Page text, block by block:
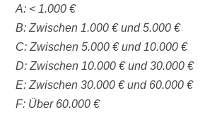
A: < 1.000 €
B: Zwischen 1.000 € und 5.000 €
C: Zwischen 5.000 € und 10.000 €
D: Zwischen 10.000 € und 30.000 €
E: Zwischen 30.000 € und 60.000 €
F: Über 60.000 €